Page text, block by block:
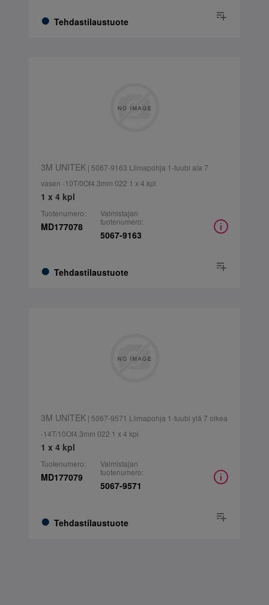
Tehdastilaustuote
3M UNITEK| 5067-9163 Liimapohja 1-tuubi ala 7
vasen -10T/0Of4.3mm 022 1 x 4 kpl
1 x 4 kpl
Tuotenumero:
MD177078
Tehdastilaustuote
Valmistajan
tuotenumero:
5067-9163
3M UNITEK| 5067-9571 Liimapohja 1-tuubi ylä 7 oikea
-14T/10Of4.3mm 022 1 x 4 kpl
1 x 4 kpl
Tuotenumero:
MD177079
Tehdastilaustuote
Valmistajan
tuotenumero:
5067-9571